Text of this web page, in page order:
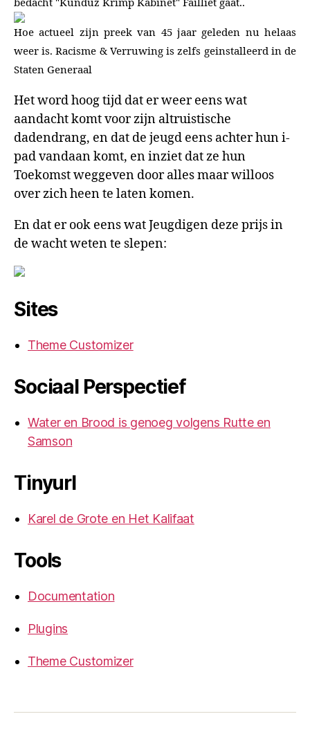
bedacht "Kunduz Krimp Kabinet" Failliet gaat..
Hoe actueel zijn preek van 45 jaar geleden nu helaas
weer is. Racisme & Verruwing is zelfs geinstalleerd in de
Staten Generaal
Het word hoog tijd dat er weer eens wat
aandacht komt voor zijn altruistische
dadendrang, en dat de jeugd eens achter hun i-
pad vandaan komt, en inziet dat ze hun
Toekomst weggeven door alles maar willoos
over zich heen te laten komen.
En dat er ook eens wat Jeugdigen deze prijs in
de wacht weten te slepen:
Sites
Theme Customizer
Sociaal Perspectief
Water en Brood is genoeg volgens Rutte en
Samson
Tinyurl
Karel de Grote en Het Kalifaat
Tools
Documentation
Plugins
Theme Customizer